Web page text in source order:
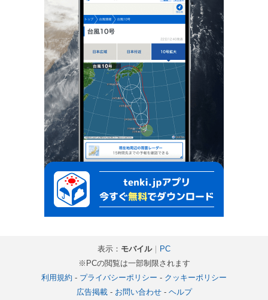
表示： モバイル｜
PC
※PCの閲覧は一部制限されます
利用規約 - プライバシーポリシー - クッキーポリシー
広告掲載- お問い合わせ- ヘルプ